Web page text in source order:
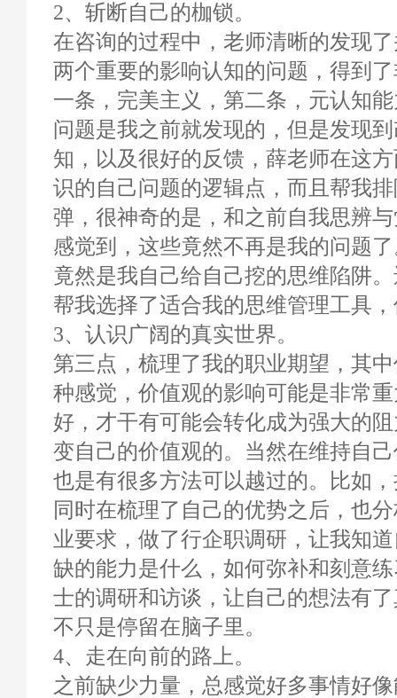
2、斩断自己的枷锁。
在咨询的过程中，老师清晰的发现
两个重要的影响认知的问题，得到
一条，完美主义，第二条，元认知
问题是我之前就发现的，但是发现
知，以及很好的反馈，薛老师在这
识的自己问题的逻辑点，而且帮我
弹，很神奇的是，和之前自我思辨
感觉到，这些竟然不再是我的问题
竟然是我自己给自己挖的思维陷阱
帮我选择了适合我的思维管理工具
3、认识广阔的真实世界。
第三点，梳理了我的职业期望，其
种感觉，价值观的影响可能是非常
好，才干有可能会转化成为强大的
变自己的价值观的。当然在维持自
也是有很多方法可以越过的。比如
同时在梳理了自己的优势之后，也
业要求，做了行企职调研，让我知
缺的能力是什么，如何弥补和刻意
士的调研和访谈，让自己的想法有
不只是停留在脑子里。
4、走在向前的路上。
之前缺少力量，总感觉好多事情好